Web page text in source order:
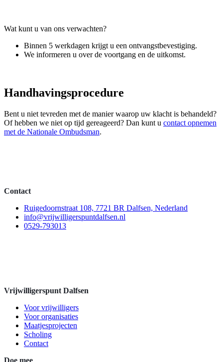
Wat kunt u van ons verwachten?
Binnen 5 werkdagen krijgt u een ontvangstbevestiging.
We informeren u over de voortgang en de uitkomst.
Handhavingsprocedure
Bent u niet tevreden met de manier waarop uw klacht is behandeld?
Of hebben we niet op tijd gereageerd? Dan kunt u contact opnemen
met de Nationale Ombudsman.
Contact
Ruigedoornstraat 108, 7721 BR Dalfsen, Nederland
info@vrijwilligerspuntdalfsen.nl
0529-793013
Vrijwilligerspunt Dalfsen
Voor vrijwilligers
Voor organisaties
Maatjesprojecten
Scholing
Contact
Doe mee